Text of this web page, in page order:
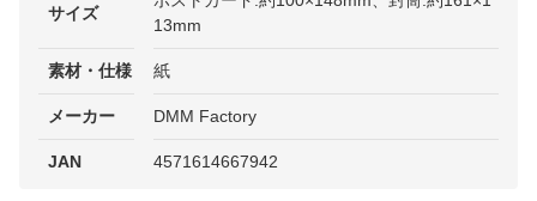
サイズ
13mm
素材・仕様 紙
メーカー DMM Factory
JAN 4571614667942